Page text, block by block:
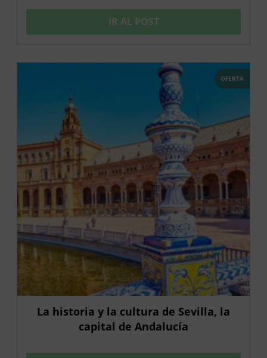
IR AL POST
OFERTA
La historia y la cultura de Sevilla, la
capital de Andalucía